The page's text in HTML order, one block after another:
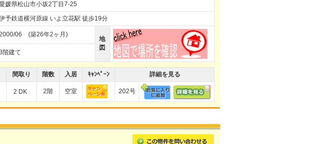
媛県松山市小坂2丁目7-25
予鉄道横河原線 いよ立花駅 徒歩19分
06 (築26年2ヶ月)
地
図
階建て
間取り 階数 入居 ｷｬﾝﾍﾟｰﾝ 詳細を見る
2 DK 2階 空室 202号